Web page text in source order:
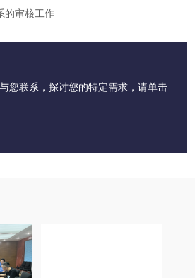
的审核工作
您联系，探讨您的特定需求，请单击